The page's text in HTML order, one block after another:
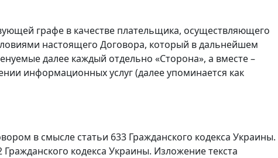
графе в качестве плательщика, осуществляющего
настоящего Договора, который в дальнейшем
далее каждый отдельно «Сторона», а вместе –
информационных услуг (далее упоминается как
в смысле статьи 633 Гражданского кодекса Украины.
кодекса Украины. Изложение текста